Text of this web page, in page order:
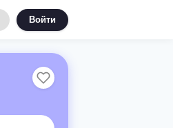
Войти